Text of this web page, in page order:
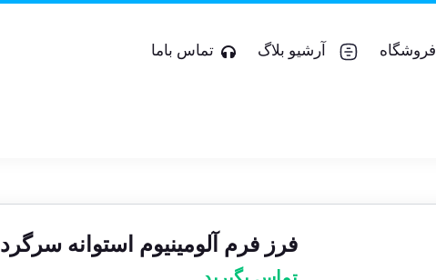
فروشگاه آرشیو بلاگ تماس باما
فرز فرم آلومینیوم استوانه سرگرد C قطر ۱۲ پاورکات